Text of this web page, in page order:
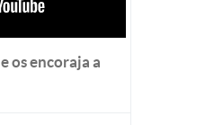
os encoraja a